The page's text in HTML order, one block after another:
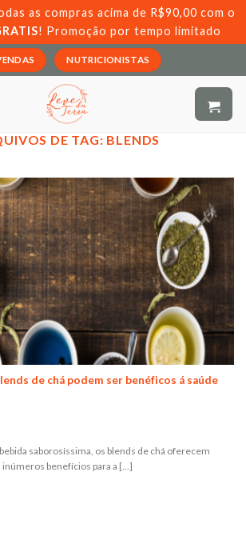
as compras acima de R$90,00 com o
! Promoção por tempo limitado
NUTRICIONISTAS
DE TAG: BLENDS
de chá podem ser benéficos á saúde
saborosíssima, os blends de chá oferecem
inúmeros benefícios para a [...]